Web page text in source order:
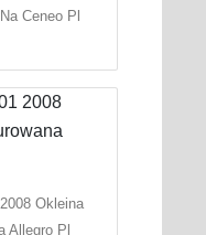
Ceneo Pl
Okleina
Allegro Pl